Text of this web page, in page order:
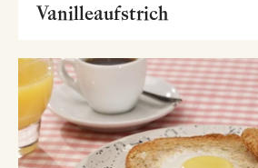
Vanilleaufstrich